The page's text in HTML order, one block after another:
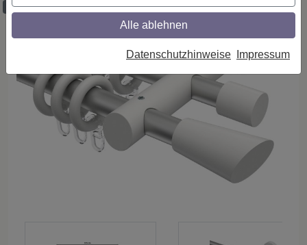
Maßzuschnitt möglich
Alle ablehnen
Datenschutzhinweise Impressum